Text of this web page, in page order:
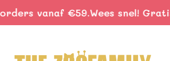
vanaf €59.Wees snel!